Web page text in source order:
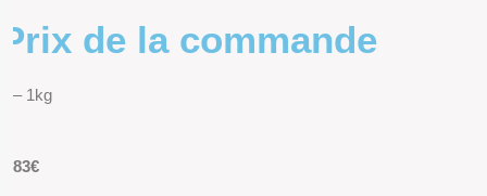
Prix de la commande
0 – 1kg
9.83€